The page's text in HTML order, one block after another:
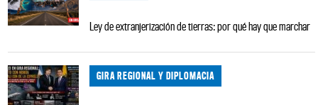
Ley de extranjerización de tierras: por qué hay que marchar
GIRA REGIONAL Y DIPLOMACIA